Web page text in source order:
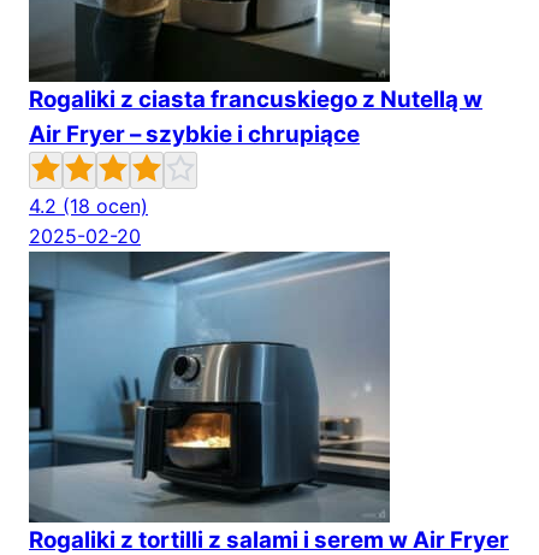
Rogaliki z ciasta francuskiego z Nutellą w
Air Fryer – szybkie i chrupiące
4.2 (18 ocen)
2025-02-20
Rogaliki z tortilli z salami i serem w Air Fryer